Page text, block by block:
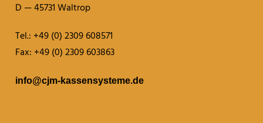
D — 45731 Waltrop
Tel.: +49 (0) 2309 608571
Fax: +49 (0) 2309 603863
info@cjm-kassensysteme.de